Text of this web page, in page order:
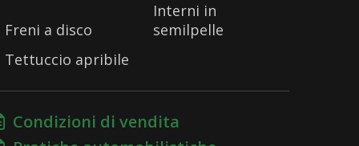
Freni a disco
Interni in
semilpelle
Tettuccio apribile
Condizioni di vendita